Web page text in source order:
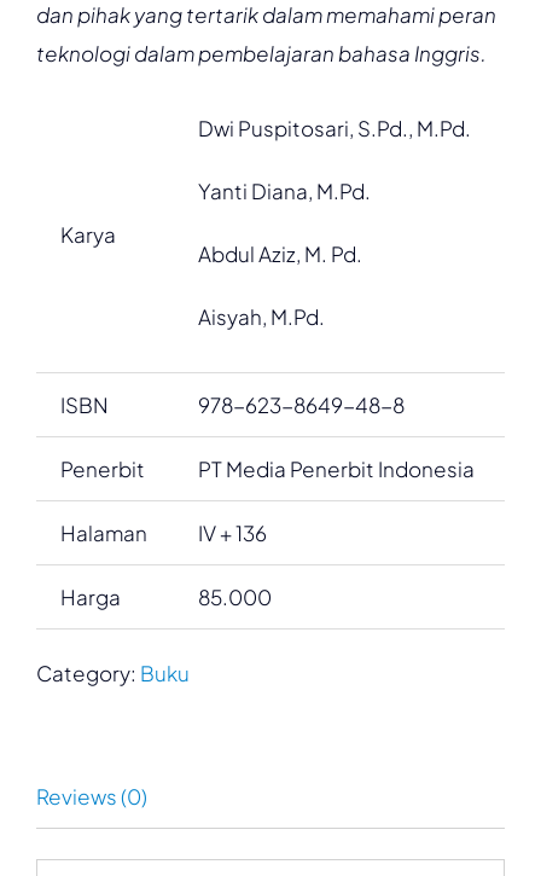
dan pihak yang tertarik dalam memahami peran
teknologi dalam pembelajaran bahasa Inggris.
Karya
Dwi Puspitosari, S.Pd., M.Pd.
Yanti Diana, M.Pd.
Abdul Aziz, M. Pd.
Aisyah, M.Pd.
ISBN 978-623-8649-48-8
Penerbit PT Media Penerbit Indonesia
Halaman IV + 136
Harga 85.000
Category: Buku
Reviews (0)